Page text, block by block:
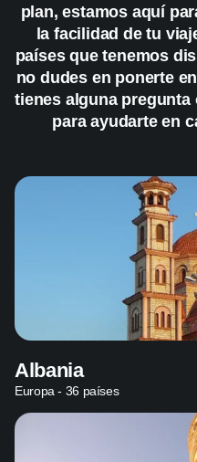
plan, estamos aquí
la facilidad de tu
países que tenemos
no dudes en ponerte
tienes alguna
para ayudarte en
Albania
Europa - 36 países